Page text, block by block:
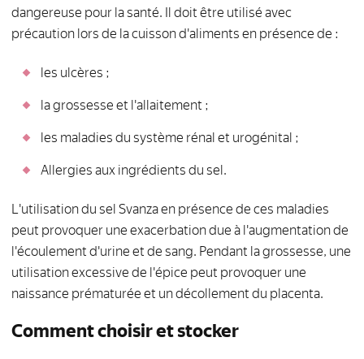
dangereuse pour la santé. Il doit être utilisé avec
précaution lors de la cuisson d'aliments en présence de :
les ulcères ;
la grossesse et l'allaitement ;
les maladies du système rénal et urogénital ;
Allergies aux ingrédients du sel.
L'utilisation du sel Svanza en présence de ces maladies
peut provoquer une exacerbation due à l'augmentation de
l'écoulement d'urine et de sang. Pendant la grossesse, une
utilisation excessive de l'épice peut provoquer une
naissance prématurée et un décollement du placenta.
Comment choisir et stocker